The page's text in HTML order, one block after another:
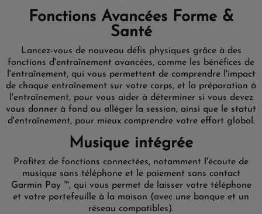
Fonctions Avancées Forme &
Santé
Lancez-vous de nouveau défis physiques grâce à des
fonctions d'entraînement avancées, comme les bénéfices de
l'entraînement, qui vous permettent de comprendre l'impact
de chaque entraînement sur votre corps, et la préparation à
l'entraînement, pour vous aider à déterminer si vous devez
vous donner à fond ou alléger la session, ainsi que le statut
d'entraînement, pour mieux comprendre votre effort global.
Musique intégrée
Profitez de fonctions connectées, notamment l'écoute de
musique sans téléphone et le paiement sans contact
Garmin Pay ™, qui vous permet de laisser votre téléphone
et votre portefeuille à la maison (avec une banque et un
réseau compatibles).